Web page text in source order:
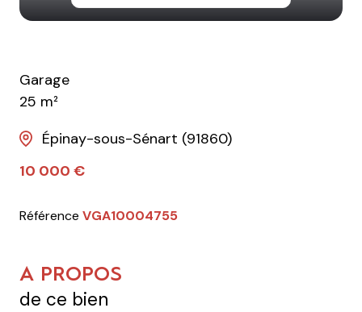
Garage
25 m²
Épinay-sous-Sénart (91860)
10 000 €
Référence VGA10004755
A PROPOS
de ce bien